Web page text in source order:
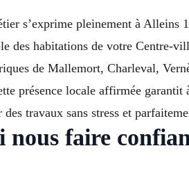
s’exprime pleinement à Alleins
des habitations de votre Centre-
de Mallemort, Charleval,
présence locale affirmée garantit
des travaux sans stress et
nous faire